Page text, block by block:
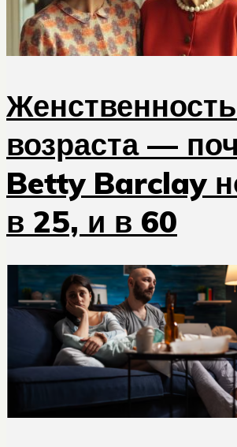
возраста —
Betty Barclay
в 25, и в 60